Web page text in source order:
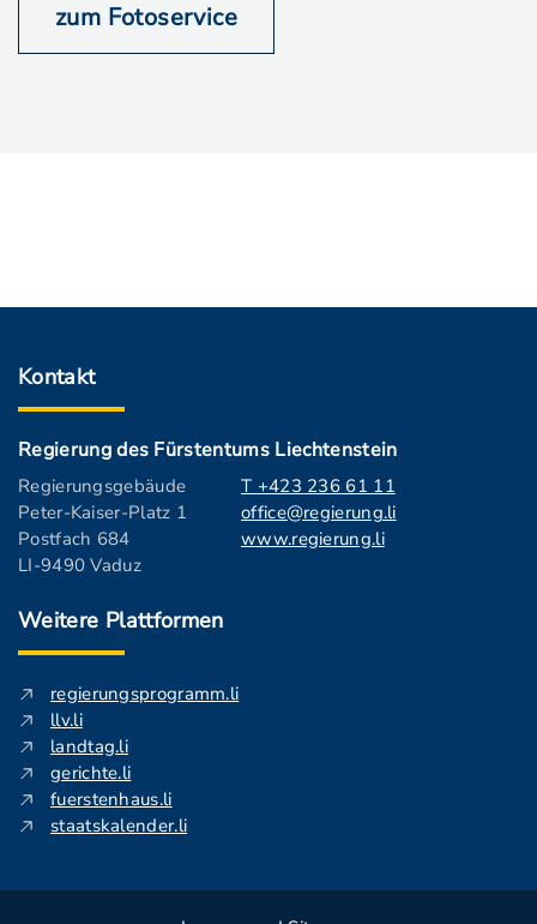
zum Fotoservice
Kontakt
Regierung des Fürstentums Liechtenstein
Regierungsgebäude
Peter-Kaiser-Platz 1
Postfach 684
LI-9490 Vaduz
T +423 236 61 11
office@regierung.li
www.regierung.li
Weitere Plattformen
regierungsprogramm.li
llv.li
landtag.li
gerichte.li
fuerstenhaus.li
staatskalender.li